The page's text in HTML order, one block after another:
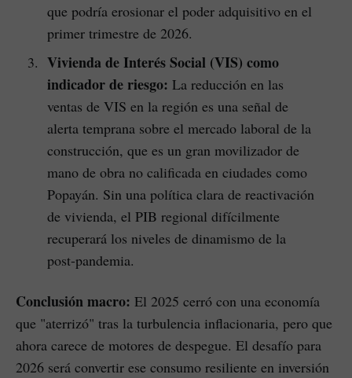
que podría erosionar el poder adquisitivo en el
primer trimestre de 2026.
Vivienda de Interés Social (VIS) como
indicador de riesgo: La reducción en las
ventas de VIS en la región es una señal de
alerta temprana sobre el mercado laboral de la
construcción, que es un gran movilizador de
mano de obra no calificada en ciudades como
Popayán. Sin una política clara de reactivación
de vivienda, el PIB regional difícilmente
recuperará los niveles de dinamismo de la
post-pandemia.
Conclusión macro: El 2025 cerró con una economía
que "aterrizó" tras la turbulencia inflacionaria, pero que
ahora carece de motores de despegue. El desafío para
2026 será convertir ese consumo resiliente en inversión